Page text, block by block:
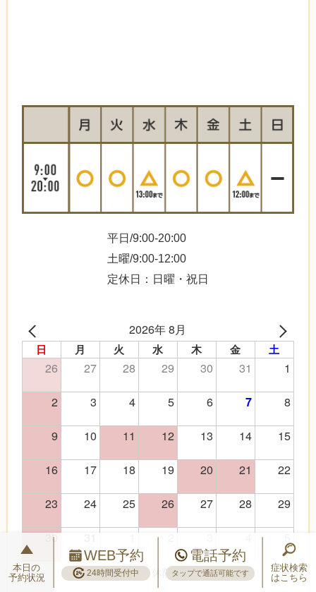
平日/9:00-20:00
土曜/9:00-12:00
定休日：日曜・祝日
2026年 8月
日 月 火 水 木 金 土
26 27 28 29 30 31
1
2
3 4 5 6 7
8
9
10 11 12 13 14
15
16
17 18 19 20 21
22
23
24 25 26 27 28
29
30
休院日
本日の
予約状況
WEB予約
24時間受付中
電話予約
タップで通話可能です
症状検索
はこちら